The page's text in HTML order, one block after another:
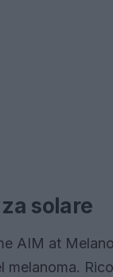
solare
AIM at